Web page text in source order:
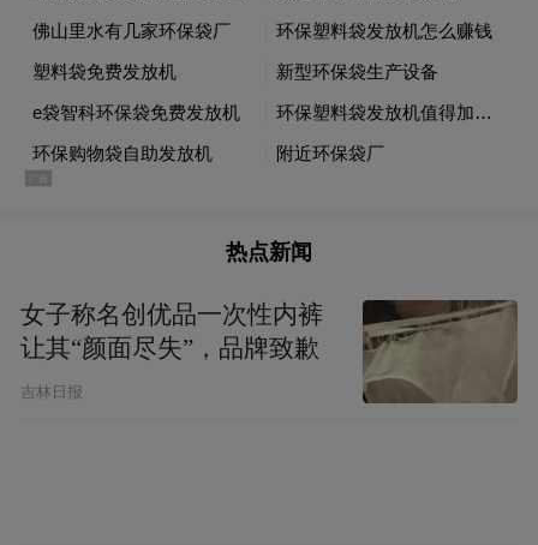
起彼伏，回荡在园区上空。
热点新闻
女子称名创优品一次性内裤
让其“颜面尽失”，品牌致歉
吉林日报